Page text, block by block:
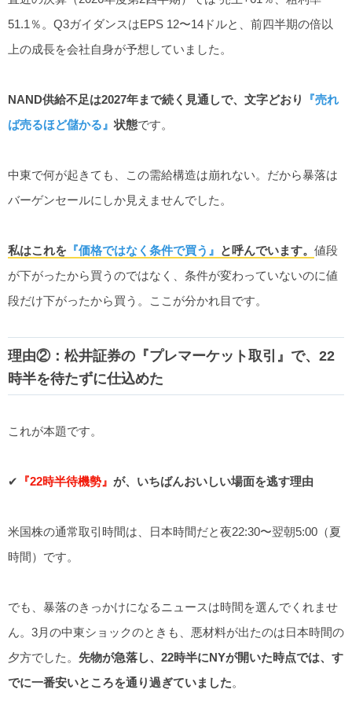
51.1％。Q3ガイダンスはEPS 12〜14ドルと、前四半期の倍以
上の成長を会社自身が予想していました。
NAND供給不足は2027年まで続く見通しで、文字どおり
『売れ
ば売るほど儲かる』状態です。
中東で何が起きても、この需給構造は崩れない。だから暴落は
バーゲンセールにしか見えませんでした。
私はこれを 『価格ではなく条件で買う』 と呼んでいます。 値段
が下がったから買うのではなく、条件が変わっていないのに値
段だけ下がったから買う。ここが分かれ目です。
理由②：松井証券の『プレマーケット取引』で、22
時半を待たずに仕込めた
これが本題です。
✔︎ 『22時半待機勢』 が、いちばんおいしい場面を逃す理由
米国株の通常取引時間は、日本時間だと夜22:30〜翌朝5:00（夏
時間）です。
でも、暴落のきっかけになるニュースは時間を選んでくれませ
ん。3月の中東ショックのときも、悪材料が出たのは日本時間の
夕方でした。 先物が急落し、22時半にNYが開いた時点では、す
でに一番安いところを通り過ぎていました。